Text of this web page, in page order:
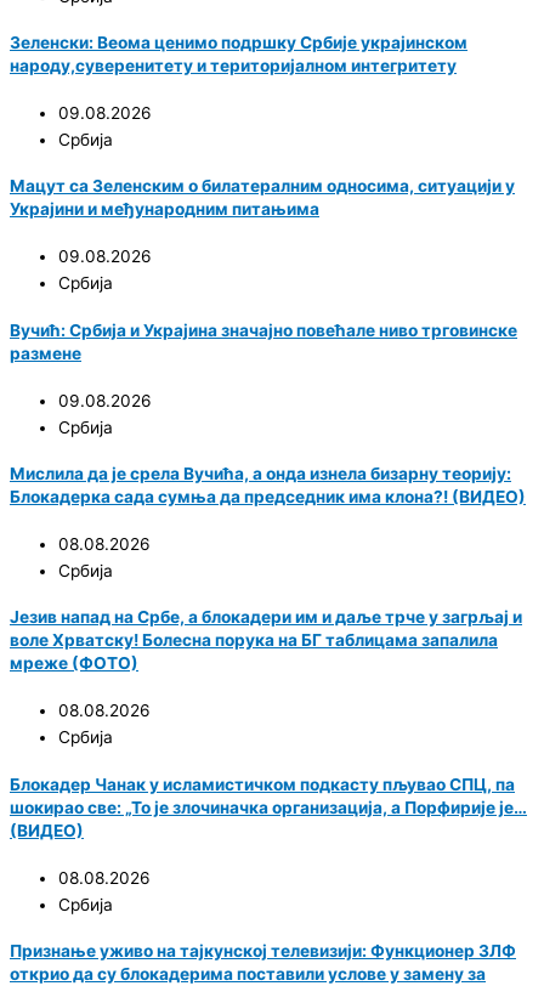
Зеленски: Веома ценимо подршку Србије украјинском
народу,суверенитету и територијалном интегритету
09.08.2026
Србија
Мацут са Зеленским о билатералним односима, ситуацији у
Украјини и међународним питањима
09.08.2026
Србија
Вучић: Србија и Украјина значајно повећале ниво трговинске
размене
09.08.2026
Србија
Мислила да је срела Вучића, а онда изнела бизарну теорију:
Блокадерка сада сумња да председник има клона?! (ВИДЕО)
08.08.2026
Србија
Језив напад на Србе, а блокадери им и даље трче у загрљај и
воле Хрватску! Болесна порука на БГ таблицама запалила
мреже (ФОТО)
08.08.2026
Србија
Блокадер Чанак у исламистичком подкасту пљувао СПЦ, па
шокирао све: „То је злочиначка организација, а Порфирије је…
(ВИДЕО)
08.08.2026
Србија
Признање уживо на тајкунској телевизији: Функционер ЗЛФ
открио да су блокадерима поставили услове у замену за